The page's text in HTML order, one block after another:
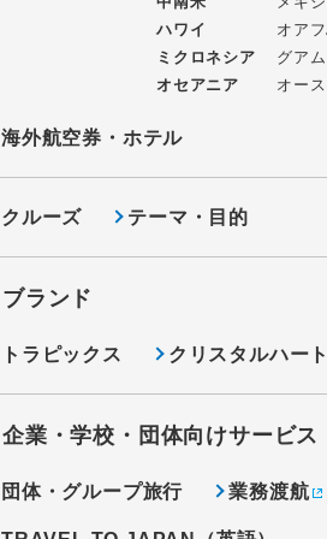
ハワイ
オア
ミクロネシア
グアム
オセアニア
オー
海外航空券・ホテル
クルーズ テーマ・目的
ブランド
トラピックス クリスタルハート
企業・学校・団体向けサービス
団体・グループ旅行 業務渡航